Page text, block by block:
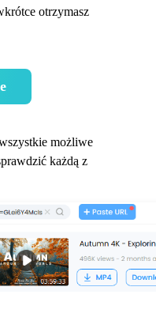
otrzymasz
możliwe
każdą z